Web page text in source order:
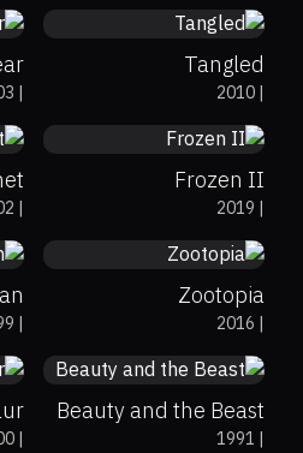
Tangled
|
2010
|
7
77%
Frozen II
|
2019
|
8
98%
Zootopia
|
2016
|
8
94%
Beauty and the Beast
|
1991
|